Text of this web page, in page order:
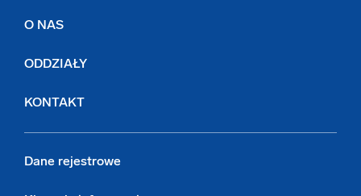
O NAS
ODDZIAŁY
KONTAKT
Dane rejestrowe